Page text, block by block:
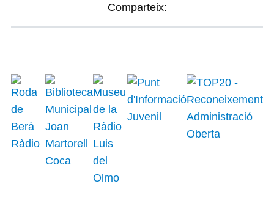
Comparteix: